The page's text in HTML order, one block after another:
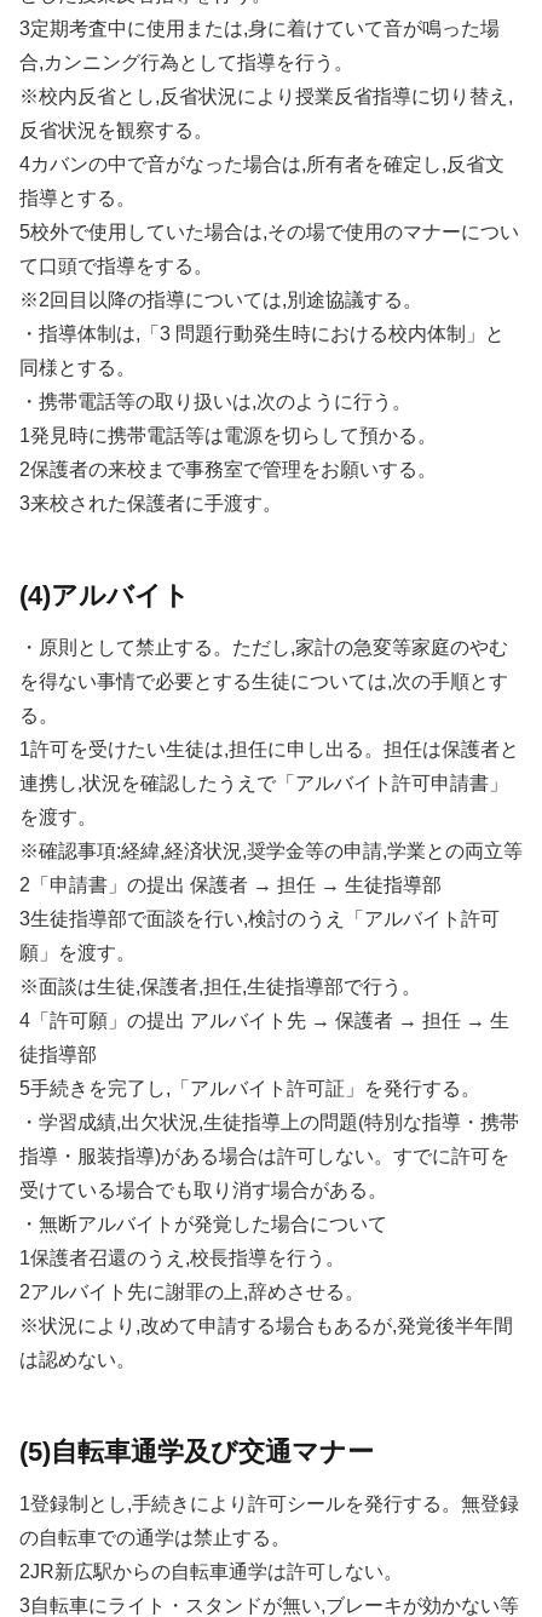
3定期考査中に使用または,身に着けていて音が鳴った場
合,カンニング行為として指導を行う。
※校内反省とし,反省状況により授業反省指導に切り替え,
反省状況を観察する。
4カバンの中で音がなった場合は,所有者を確定し,反省文
指導とする。
5校外で使用していた場合は,その場で使用のマナーについ
て口頭で指導をする。
※2回目以降の指導については,別途協議する。
・指導体制は,「3 問題行動発生時における校内体制」と
同様とする。
・携帯電話等の取り扱いは,次のように行う。
1発見時に携帯電話等は電源を切らして預かる。
2保護者の来校まで事務室で管理をお願いする。
3来校された保護者に手渡す。
(4)アルバイト
・原則として禁止する。ただし,家計の急変等家庭のやむ
を得ない事情で必要とする生徒については,次の手順とす
る。
1許可を受けたい生徒は,担任に申し出る。担任は保護者と
連携し,状況を確認したうえで「アルバイト許可申請書」
を渡す。
※確認事項:経緯,経済状況,奨学金等の申請,学業との両立等
2「申請書」の提出 保護者 → 担任 → 生徒指導部
3生徒指導部で面談を行い,検討のうえ「アルバイト許可
願」を渡す。
※面談は生徒,保護者,担任,生徒指導部で行う。
4「許可願」の提出 アルバイト先 → 保護者 → 担任 → 生
徒指導部
5手続きを完了し,「アルバイト許可証」を発行する。
・学習成績,出欠状況,生徒指導上の問題(特別な指導・携帯
指導・服装指導)がある場合は許可しない。すでに許可を
受けている場合でも取り消す場合がある。
・無断アルバイトが発覚した場合について
1保護者召還のうえ,校長指導を行う。
2アルバイト先に謝罪の上,辞めさせる。
※状況により,改めて申請する場合もあるが,発覚後半年間
は認めない。
(5)自転車通学及び交通マナー
1登録制とし,手続きにより許可シールを発行する。無登録
の自転車での通学は禁止する。
2JR新広駅からの自転車通学は許可しない。
3自転車にライト・スタンドが無い,ブレーキが効かない等